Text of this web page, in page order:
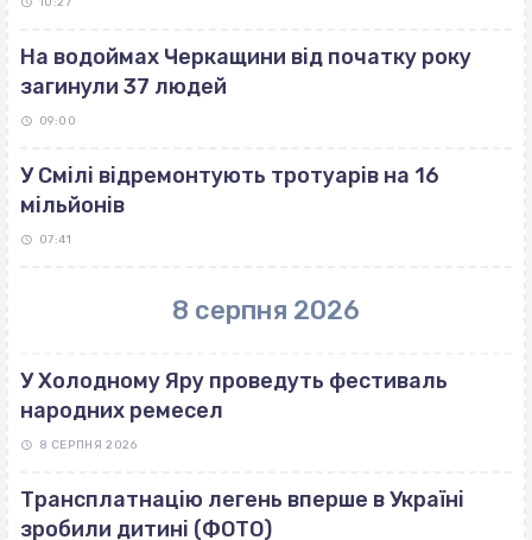
На водоймах Черкащини від початку року
загинули 37 людей
09:00
У Смілі відремонтують тротуарів на 16
мільйонів
07:41
8 серпня 2026
У Холодному Яру проведуть фестиваль
народних ремесел
8 СЕРПНЯ 2026
Трансплатнацію легень вперше в Україні
зробили дитині (ФОТО)